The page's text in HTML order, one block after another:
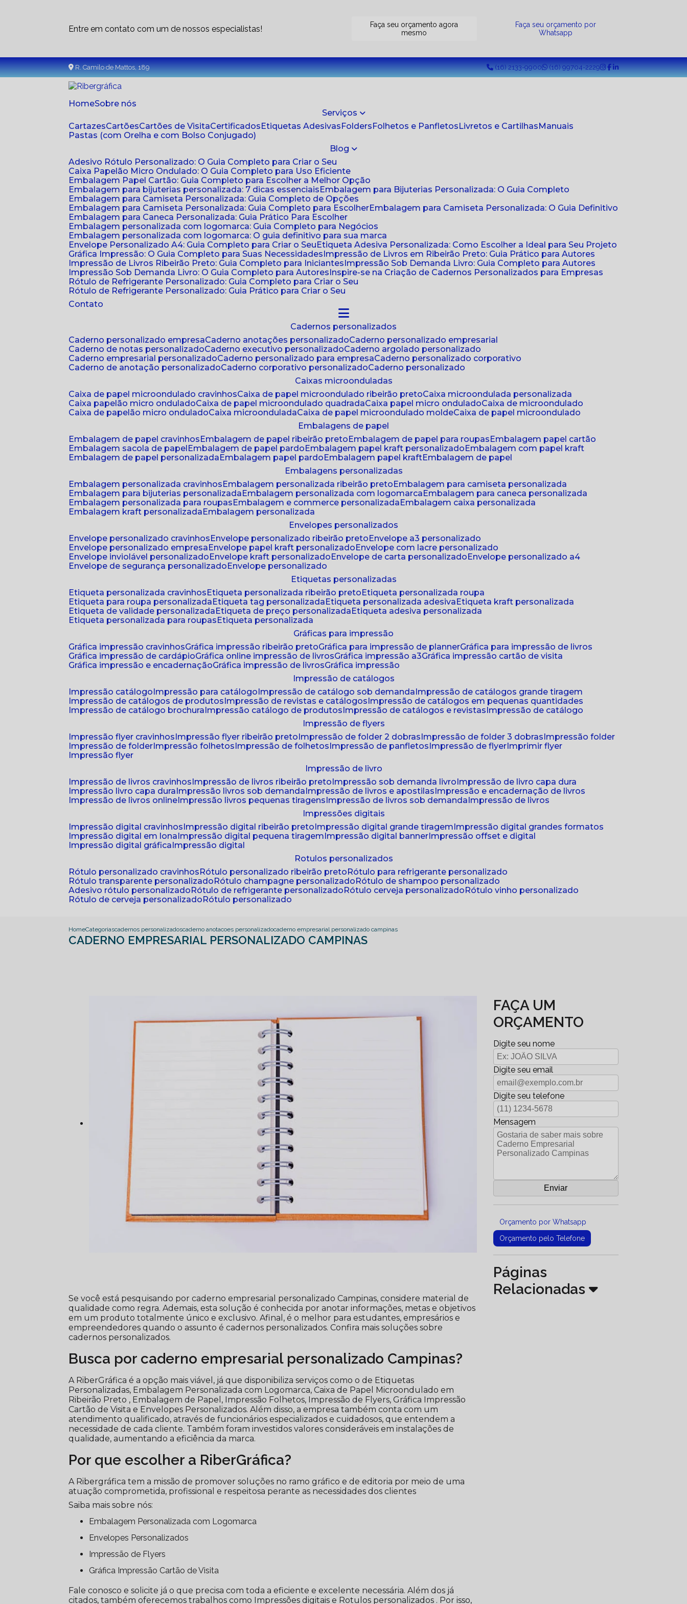
Entre em contato com um de nossos especialistas!
Faça seu orçamento agora
mesmo
Faça seu orçamento por
Whatsapp
R. Camilo de Mattos, 189 (16) 2133-9900 (16) 99704-2229
Home Sobre nós
Serviços
Cartazes
Cartões Cartões de Visita Certificados Etiquetas Adesivas Folders Folhetos e Panfletos Livretos e Cartilhas
Manuais
Pastas (com Orelha e com Bolso Conjugado)
Blog
Adesivo Rótulo Personalizado: O Guia Completo para Criar o Seu
Caixa Papelão Micro Ondulado: O Guia Completo para Uso Eficiente
Embalagem Papel Cartão: Guia Completo para Escolher a Melhor Opção
Embalagem para bijuterias personalizada: 7 dicas essenciais
Embalagem para Bijuterias Personalizada: O Guia Completo
Embalagem para Camiseta Personalizada: Guia Completo de Opções
Embalagem para Camiseta Personalizada: Guia Completo para Escolher
Embalagem para Camiseta Personalizada: O Guia Definitivo
Embalagem para Caneca Personalizada: Guia Prático Para Escolher
Embalagem personalizada com logomarca: Guia Completo para Negócios
Embalagem personalizada com logomarca: O guia definitivo para sua marca
Envelope Personalizado A4: Guia Completo para Criar o Seu
Etiqueta Adesiva Personalizada: Como Escolher a Ideal para Seu Projeto
Gráfica Impressão: O Guia Completo para Suas Necessidades Impressão de Livros em Ribeirão Preto: Guia Prático para Autores
Impressão de Livros Ribeirão Preto: Guia Completo para Iniciantes Impressão Sob Demanda Livro: Guia Completo para Autores
Impressão Sob Demanda Livro: O Guia Completo para Autores Inspire-se na Criação de Cadernos Personalizados para Empresas
Rótulo de Refrigerante Personalizado: Guia Completo para Criar o Seu
Rótulo de Refrigerante Personalizado: Guia Prático para Criar o Seu
Contato
cadernos personalizados
caderno personalizado empresa
caderno anotações personalizado
caderno personalizado empresarial
caderno de notas personalizado
caderno executivo personalizado
caderno argolado personalizado
caderno empresarial personalizado
caderno personalizado para empresa
caderno personalizado corporativo
caderno de anotação personalizado
caderno corporativo personalizado
caderno personalizado
caixas microonduladas
caixa de papel microondulado cravinhos
caixa de papel microondulado ribeirão preto
caixa microondulada personalizada
caixa papelão micro ondulado
caixa de papel microondulado quadrada caixa papel micro ondulado
caixa de microondulado
caixa de papelão micro ondulado
caixa microondulada caixa de papel microondulado molde
caixa de papel microondulado
embalagens de papel
embalagem de papel cravinhos
embalagem de papel ribeirão preto embalagem de papel para roupas
embalagem papel cartão
embalagem sacola de papel
embalagem de papel pardo embalagem papel kraft personalizado
embalagem com papel kraft
embalagem de papel personalizada
embalagem papel pardo embalagem papel kraft
embalagem de papel
embalagens personalizadas
embalagem personalizada cravinhos
embalagem personalizada ribeirão preto
embalagem para camiseta personalizada
embalagem para bijuterias personalizada
embalagem personalizada com logomarca
embalagem para caneca personalizada
embalagem personalizada para roupas
embalagem e commerce personalizada
embalagem caixa personalizada
embalagem kraft personalizada
embalagem personalizada
envelopes personalizados
envelope personalizado cravinhos
envelope personalizado ribeirão preto
envelope a3 personalizado
envelope personalizado empresa
envelope papel kraft personalizado
envelope com lacre personalizado
envelope inviolável personalizado
envelope kraft personalizado envelope de carta personalizado
envelope personalizado a4
envelope de segurança personalizado
envelope personalizado
etiquetas personalizadas
etiqueta personalizada cravinhos
etiqueta personalizada ribeirão preto
etiqueta personalizada roupa
etiqueta para roupa personalizada
etiqueta tag personalizada etiqueta personalizada adesiva
etiqueta kraft personalizada
etiqueta de validade personalizada
etiqueta de preço personalizada
etiqueta adesiva personalizada
etiqueta personalizada para roupas
etiqueta personalizada
gráficas para impressão
gráfica impressão cravinhos
gráfica impressão ribeirão preto gráfica para impressão de planner
gráfica para impressão de livros
gráfica impressão de cardápio
gráfica online impressão de livros gráfica impressão a3
gráfica impressão cartão de visita
gráfica impressão e encadernação
gráfica impressão de livros
gráfica impressão
impressão de catálogos
impressão catálogo impressão para catálogo impressão de catálogo sob demanda impressão de catálogos grande tiragem
impressão de catálogos de produtos impressão de revistas e catálogos impressão de catálogos em pequenas quantidades
impressão de catálogo brochura impressão catálogo de produtos impressão de catálogos e revistas impressão de catálogo
impressão de flyers
impressão flyer cravinhos impressão flyer ribeirão preto impressão de folder 2 dobras impressão de folder 3 dobras impressão folder
impressão de folder impressão folhetos impressão de folhetos impressão de panfletos impressão de flyer imprimir flyer
impressão flyer
impressão de livro
impressão de livros cravinhos impressão de livros ribeirão preto impressão sob demanda livro impressão de livro capa dura
impressão livro capa dura impressão livros sob demanda impressão de livros e apostilas impressão e encadernação de livros
impressão de livros online impressão livros pequenas tiragens impressão de livros sob demanda impressão de livros
impressões digitais
impressão digital cravinhos impressão digital ribeirão preto impressão digital grande tiragem impressão digital grandes formatos
impressão digital em lona impressão digital pequena tiragem impressão digital banner impressão offset e digital
impressão digital gráfica impressão digital
rotulos personalizados
rótulo personalizado cravinhos
rótulo personalizado ribeirão preto
rótulo para refrigerante personalizado
rótulo transparente personalizado
rótulo champagne personalizado
rótulo de shampoo personalizado
adesivo rótulo personalizado
rótulo de refrigerante personalizado rótulo cerveja personalizado
rótulo vinho personalizado
rótulo de cerveja personalizado
rótulo personalizado
HomeCategoriascadernos personalizadoscaderno anotacoes personalizadocaderno empresarial personalizado campinas
CADERNO EMPRESARIAL PERSONALIZADO CAMPINAS
Se você está pesquisando por caderno empresarial personalizado Campinas, considere material de
qualidade como regra. Ademais, esta solução é conhecida por anotar informações, metas e objetivos
em um produto totalmente único e exclusivo. Afinal, é o melhor para estudantes, empresários e
empreendedores quando o assunto é cadernos personalizados. Confira mais soluções sobre
cadernos personalizados.
Busca por caderno empresarial personalizado Campinas?
A RiberGráfica é a opção mais viável, já que disponibiliza serviços como o de Etiquetas
Personalizadas, Embalagem Personalizada com Logomarca, Caixa de Papel Microondulado em
Ribeirão Preto , Embalagem de Papel, Impressão Folhetos, Impressão de Flyers, Gráfica Impressão
Cartão de Visita e Envelopes Personalizados. Além disso, a empresa também conta com um
atendimento qualificado, através de funcionários especializados e cuidadosos, que entendem a
necessidade de cada cliente. Também foram investidos valores consideráveis em instalações de
qualidade, aumentando a eficiência da marca.
Por que escolher a RiberGráfica?
A Ribergráfica tem a missão de promover soluções no ramo gráfico e de editoria por meio de uma
atuação comprometida, profissional e respeitosa perante as necessidades dos clientes
Saiba mais sobre nós:
Embalagem Personalizada com Logomarca
Envelopes Personalizados
Impressão de Flyers
Gráfica Impressão Cartão de Visita
Fale conosco e solicite já o que precisa com toda a eficiente e excelente necessária. Além dos já
citados, também oferecemos trabalhos como Impressões digitais e Rotulos personalizados . Por isso,
FAÇA UM
ORÇAMENTO
Digite seu nome
Digite seu email
Digite seu telefone
Mensagem
Orçamento por Whatsapp
Orçamento pelo Telefone
Páginas
Relacionadas